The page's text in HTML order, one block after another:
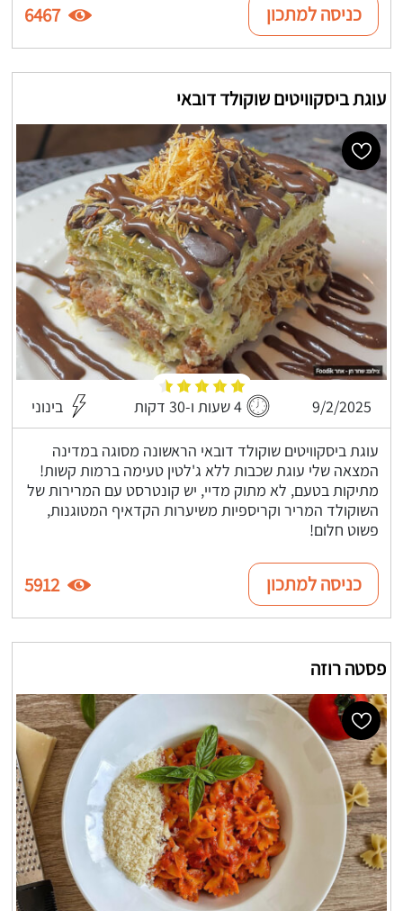
כניסה למתכון 6467
עוגת ביסקוויטים שוקולד דובאי
9/2/2025 4 שעות ו-30 דקות בינוני
עוגת ביסקוויטים שוקולד דובאי הראשונה מסוגה במדינה
המצאה שלי עוגת שכבות ללא ג'לטין טעימה ברמות קשות!
מתיקות בטעם, לא מתוק מדיי, יש קונטרסט עם המרירות של
השוקולד המריר וקריספיות משיערות הקדאיף המטוגנות,
פשוט חלום!
כניסה למתכון 5912
פסטה רוזה